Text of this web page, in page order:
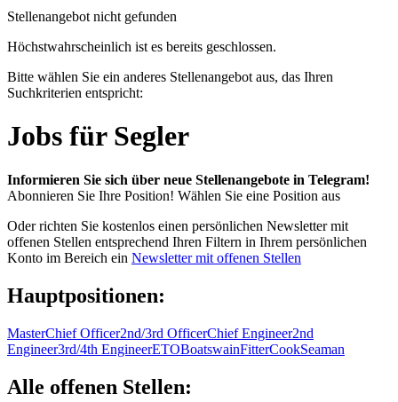
Stellenangebot nicht gefunden
Höchstwahrscheinlich ist es bereits geschlossen.
Bitte wählen Sie ein anderes Stellenangebot aus, das Ihren
Suchkriterien entspricht:
Jobs für Segler
Informieren Sie sich über neue Stellenangebote in Telegram!
Abonnieren Sie Ihre Position! Wählen Sie eine Position aus
Oder richten Sie kostenlos einen persönlichen Newsletter mit
offenen Stellen entsprechend Ihren Filtern in Ihrem persönlichen
Konto im Bereich ein Newsletter mit offenen Stellen
Hauptpositionen:
MasterChief Officer2nd/3rd OfficerChief Engineer2nd
Engineer3rd/4th EngineerETOBoatswainFitterCookSeaman
Alle offenen Stellen: